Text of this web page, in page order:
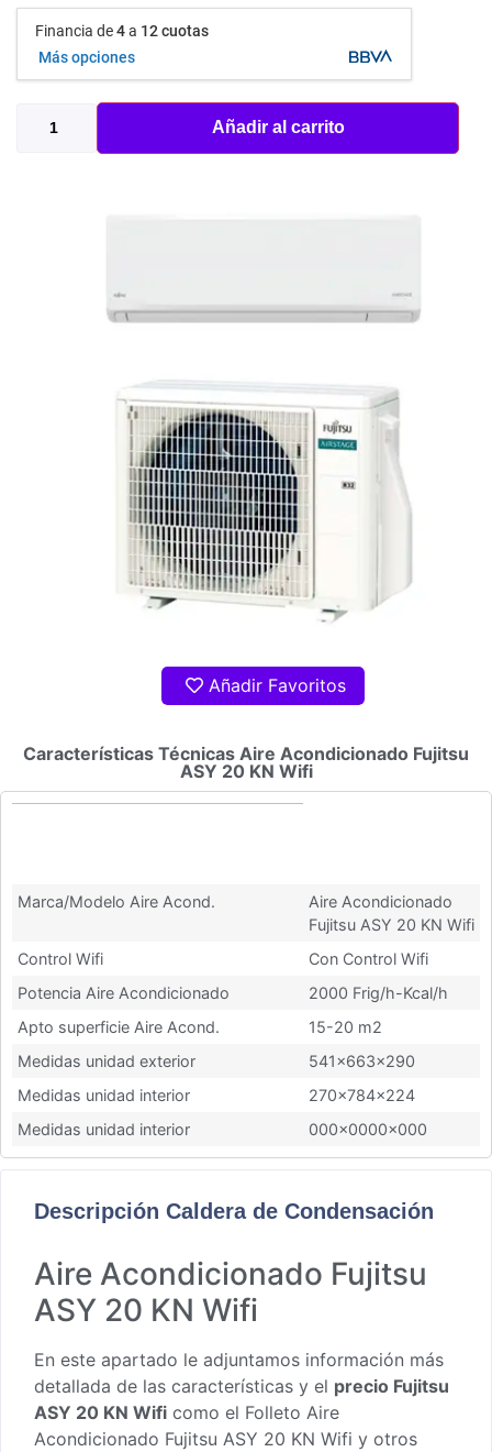
Financia de4a 12 cuotas
Más opciones
Añadir al carrito
Añadir Favoritos
Características Técnicas Aire Acondicionado Fujitsu
ASY 20 KN Wifi
Marca/Modelo Aire Acond.
Aire Acondicionado
Fujitsu ASY 20 KN Wifi
Control Wifi
Con Control Wifi
Potencia Aire Acondicionado
2000 Frig/h-Kcal/h
Apto superficie Aire Acond.
15-20 m2
Medidas unidad exterior
541x663x290
Medidas unidad interior
270x784x224
Medidas unidad interior
000x0000x000
Descripción Caldera de Condensación
Aire Acondicionado Fujitsu
ASY 20 KN Wifi
En este apartado le adjuntamos información más
detallada de las características y el precio Fujitsu
ASY 20 KN Wifi como el Folleto Aire
Acondicionado Fujitsu ASY 20 KN Wifi y otros